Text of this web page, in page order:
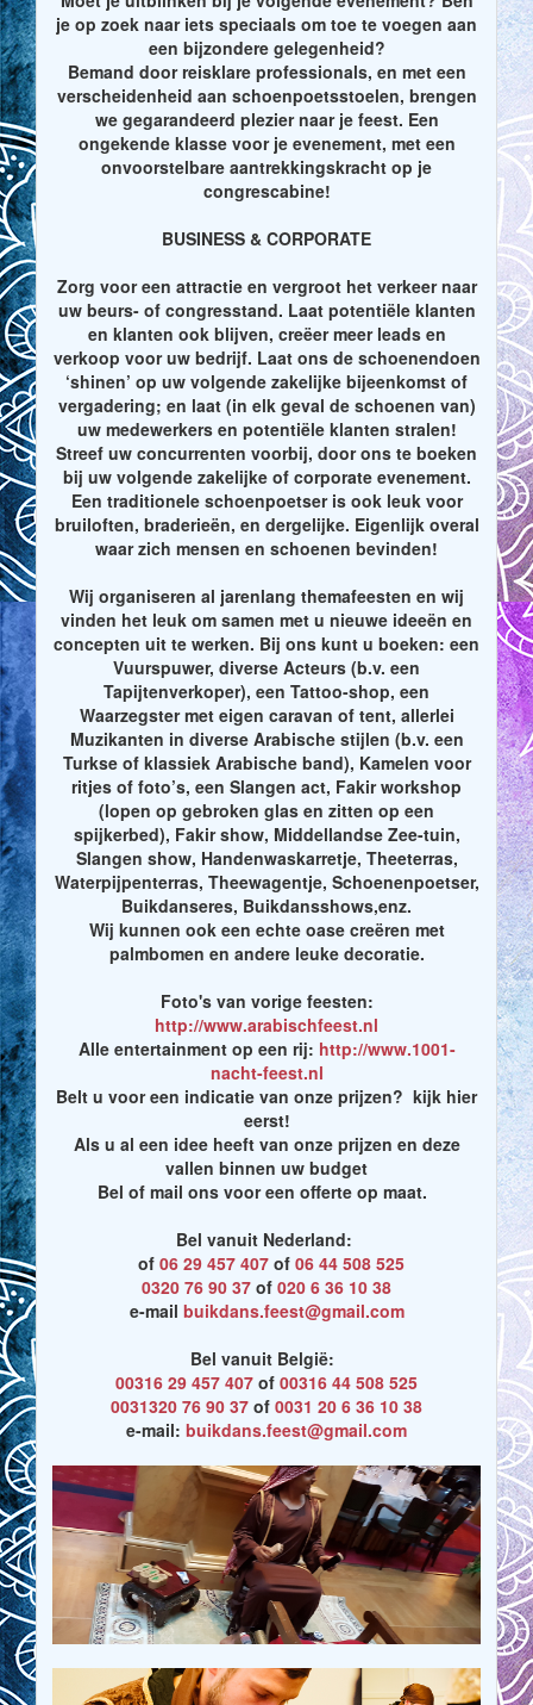
je op zoek naar iets speciaals om toe te voegen aan
een bijzondere gelegenheid?
Bemand door reisklare professionals, en met een
verscheidenheid aan schoenpoetsstoelen, brengen
we gegarandeerd plezier naar je feest. Een
ongekende klasse voor je evenement, met een
onvoorstelbare aantrekkingskracht op je
congrescabine!
BUSINESS & CORPORATE
Zorg voor een attractie en vergroot het verkeer naar
uw beurs- of congresstand. Laat potentiële klanten
en klanten ook blijven, creëer meer leads en
verkoop voor uw bedrijf. Laat ons de schoenendoen
‘shinen’ op uw volgende zakelijke bijeenkomst of
vergadering; en laat (in elk geval de schoenen van)
uw medewerkers en potentiële klanten stralen!
Streef uw concurrenten voorbij, door ons te boeken
bij uw volgende zakelijke of corporate evenement.
Een traditionele schoenpoetser is ook leuk voor
bruiloften, braderieën, en dergelijke. Eigenlijk overal
waar zich mensen en schoenen bevinden!
Wij organiseren al jarenlang themafeesten en wij
vinden het leuk om samen met u nieuwe ideeën en
concepten uit te werken. Bij ons kunt u boeken: een
Vuurspuwer, diverse Acteurs (b.v. een
Tapijtenverkoper), een Tattoo-shop, een
Waarzegster met eigen caravan of tent, allerlei
Muzikanten in diverse Arabische stijlen (b.v. een
Turkse of klassiek Arabische band), Kamelen voor
ritjes of foto’s, een Slangen act, Fakir workshop
(lopen op gebroken glas en zitten op een
spijkerbed), Fakir show, Middellandse Zee-tuin,
Slangen show, Handenwaskarretje, Theeterras,
Waterpijpenterras, Theewagentje, Schoenenpoetser,
Buikdanseres, Buikdansshows,enz.
Wij kunnen ook een echte oase creëren met
palmbomen en andere leuke decoratie.
Foto's van vorige feesten:
http://www.arabischfeest.nl
Alle entertainment op een rij: http://www.1001-
nacht-feest.nl
Belt u voor een indicatie van onze prijzen? kijk hier
eerst!
Als u al een idee heeft van onze prijzen en deze
vallen binnen uw budget
Bel of mail ons voor een offerte op maat.
Bel vanuit Nederland:
of 06 29 457 407 of 06 44 508 525
0320 76 90 37 of 020 6 36 10 38
e-mail buikdans.feest@gmail.com
Bel vanuit België:
00316 29 457 407 of 00316 44 508 525
0031320 76 90 37 of 0031 20 6 36 10 38
e-mail: buikdans.feest@gmail.com